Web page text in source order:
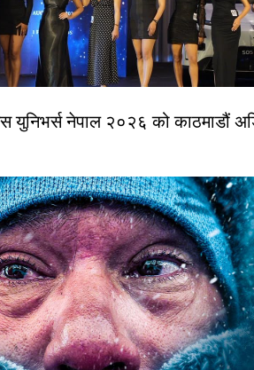
युनिभर्स नेपाल २०२६ को काठमाडौं